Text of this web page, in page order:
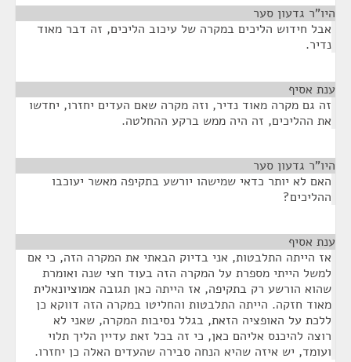
היו"ר גדעון סער
אבל חידוש הליכים במקרה של עיכוב הליכים, זה דבר מאוד
נדיר.
ענת אסיף
זה גם מקרה מאוד נדיר, וזה מקרה שאם העדים יחזרו, יחדשו
את ההליכים, זה היה ממש ברקע ההחלטה.
היו"ר גדעון סער
האם לא יותר כדאי שמישהו יורשע בתקיפה מאשר יעוכבו
ההליכים?
ענת אסיף
אז הייתה התלבטות, אני בדיוק הבאתי את המקרה הזה, כי אם
למשל הייתי מספרת על המקרה הזה בעוד חצי שנה ואומרת
שהוא הורשע רק בתקיפה, אז הייתה כאן תגובה אמוציונאלית
מאוד חזקה. הייתה התלבטות והחליטו במקרה הזה דווקא כן
ללכת על האופציה הזאת, בגלל נסיבות המקרה, שאני לא
רוצה להיכנס אליהם כאן, כי זה בכל זאת עדיין הליך תלוי
ועומד, יש איזה שהיא הנחה סבירה שהעדים האלה כן יחזרו.